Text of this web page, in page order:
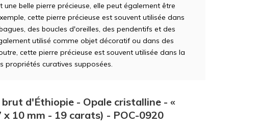
belle pierre précieuse, elle peut également être
cette pierre précieuse est souvent utilisée dans
des boucles d'oreilles, des pendentifs et des
utilisé comme objet décoratif ou dans des
cette pierre précieuse est souvent utilisée dans la
propriétés curatives supposées.
d'Éthiopie - Opale cristalline - «
10 mm - 19 carats) - POC-0920